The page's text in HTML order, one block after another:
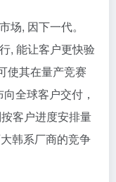
场, 因下一代。
, 能让客户更快验
使其在量产竞赛
全球客户交付，
客户进度安排量
韩系厂商的竞争